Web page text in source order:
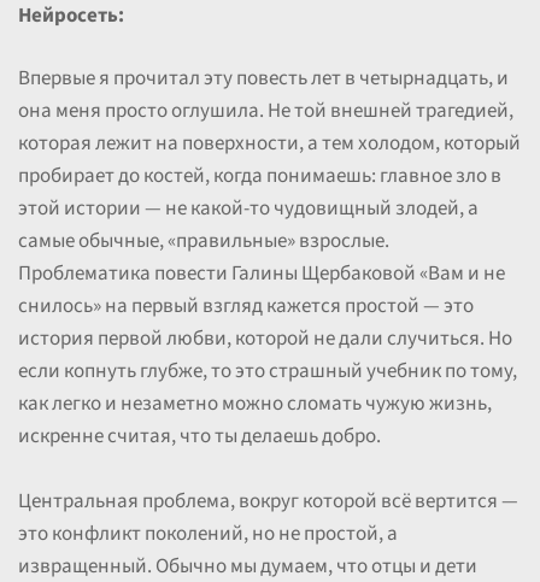
Нейросеть:
Впервые я прочитал эту повесть лет в четырнадцать, и
она меня просто оглушила. Не той внешней трагедией,
которая лежит на поверхности, а тем холодом, который
пробирает до костей, когда понимаешь: главное зло в
этой истории — не какой-то чудовищный злодей, а
самые обычные, «правильные» взрослые.
Проблематика повести Галины Щербаковой «Вам и не
снилось» на первый взгляд кажется простой — это
история первой любви, которой не дали случиться. Но
если копнуть глубже, то это страшный учебник по тому,
как легко и незаметно можно сломать чужую жизнь,
искренне считая, что ты делаешь добро.
Центральная проблема, вокруг которой всё вертится —
это конфликт поколений, но не простой, а
извращенный. Обычно мы думаем, что отцы и дети